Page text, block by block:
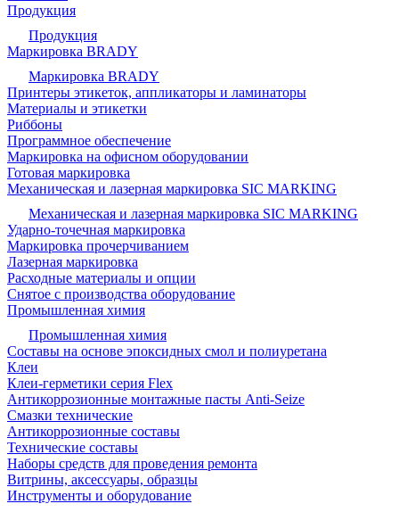
Продукция
Продукция
Маркировка BRADY
Маркировка BRADY
Принтеры этикеток, аппликаторы и ламинаторы
Материалы и этикетки
Риббоны
Программное обеспечение
Маркировка на офисном оборудовании
Готовая маркировка
Механическая и лазерная маркировка SIC MARKING
Механическая и лазерная маркировка SIC MARKING
Ударно-точечная маркировка
Маркировка прочерчиванием
Лазерная маркировка
Расходные материалы и опции
Снятое с производства оборудование
Промышленная химия
Промышленная химия
Составы на основе эпоксидных смол и полиуретана
Клеи
Клеи-герметики серия Flex
Антикоррозионные монтажные пасты Anti-Seize
Смазки технические
Антикоррозионные составы
Технические составы
Наборы средств для проведения ремонта
Витрины, аксессуары, образцы
Инструменты и оборудование